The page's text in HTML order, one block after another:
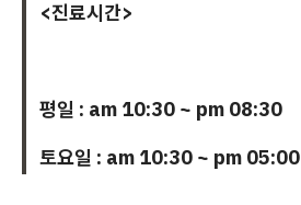
<진료시간>
평일 : am 10:30 ~ pm 08:30
토요일 : am 10:30 ~ pm 05:00